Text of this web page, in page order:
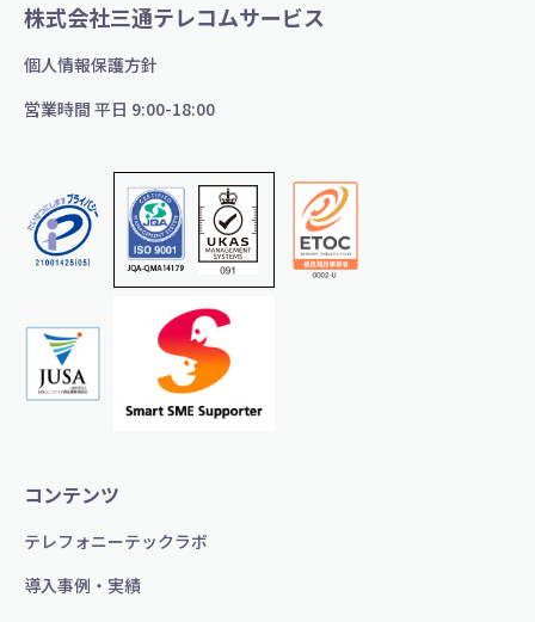
株式会社三通テレコムサービス
個人情報保護方針
営業時間 平日 9:00-18:00
コンテンツ
テレフォニーテックラボ
導入事例・実績